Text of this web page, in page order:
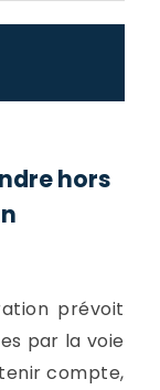
hors
prévoit
par la voie
compte,